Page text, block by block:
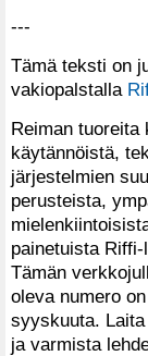
---
Tämä teksti on
vakiopalstalla
Reiman tuoreita
käytännöistä,
järjestelmien
perusteista,
painetuista
Tämän
oleva numero
syyskuuta.
ja varmista